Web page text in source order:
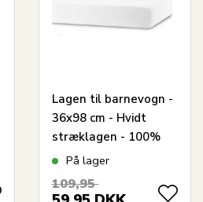
Lagen til barnevogn -
36x98 cm - Hvidt
stræklagen - 100%
Bomuld - Faconlagen
På lager
109,95